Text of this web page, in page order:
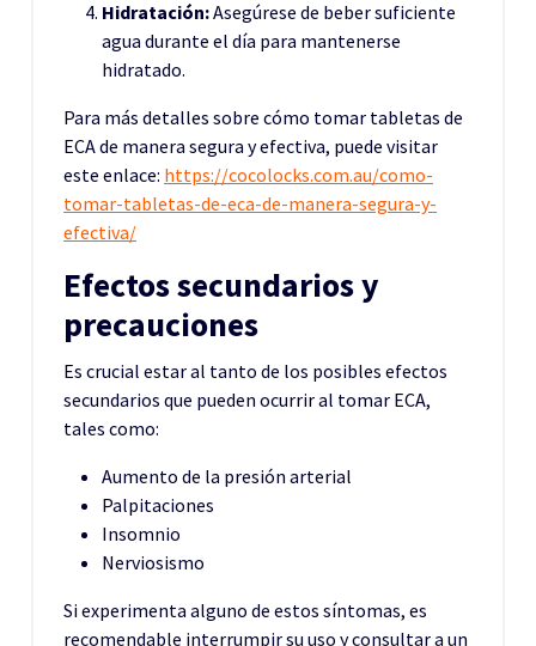
Hidratación:Asegúrese de beber suficiente
agua durante el día para mantenerse
hidratado.
Para más detalles sobre cómo tomar tabletas de
ECA de manera segura y efectiva, puede visitar
este enlace: https://cocolocks.com.au/como-
tomar-tabletas-de-eca-de-manera-segura-y-
efectiva/
Efectos secundarios y
precauciones
Es crucial estar al tanto de los posibles efectos
secundarios que pueden ocurrir al tomar ECA,
tales como:
Aumento de la presión arterial
Palpitaciones
Insomnio
Nerviosismo
Si experimenta alguno de estos síntomas, es
recomendable interrumpir su uso y consultar a un